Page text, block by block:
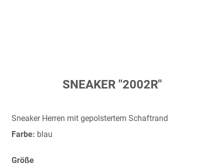
springen
SNEAKER "2002R"
Sneaker Herren mit gepolstertem Schaftrand
Farbe: blau
Größe